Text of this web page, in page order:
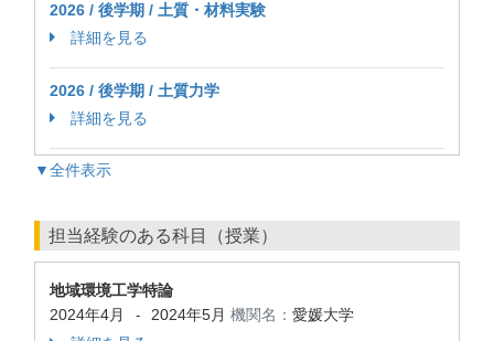
2026 / 後学期 / 土質・材料実験
詳細を見る
2026 / 後学期 / 土質力学
詳細を見る
▼全件表示
担当経験のある科目（授業）
地域環境工学特論
2024年4月
- 2024年5月 機関名： 愛媛大学